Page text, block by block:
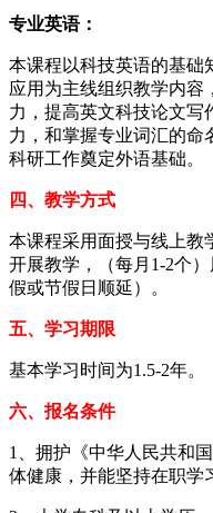
专业英语：
本课程以科技英语的基础
应用为主线组织教学内容
力，提高英文科技论文写
力，和掌握专业词汇的命
科研工作奠定外语基础。
四、教学方式
本课程采用面授与线上教
开展教学，（每月1-2个
假或节假日顺延）。
五、学习期限
基本学习时间为1.5-2年。
六、报名条件
1、拥护《中华人民共和
体健康，并能坚持在职学